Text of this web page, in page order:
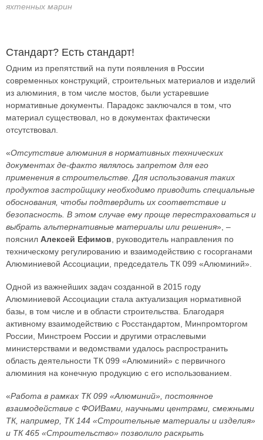
яхтенных марин
Стандарт? Есть стандарт!
Одним из препятствий на пути появления в России
современных конструкций, строительных материалов и изделий
из алюминия, в том числе мостов, были устаревшие
нормативные документы. Парадокс заключался в том, что
материал существовал, но в документах фактически
отсутствовал.
«Отсутствие алюминия в нормативных технических
документах де-факто являлось запретом для его
применения в строительстве. Для использования таких
продуктов застройщику необходимо приводить специальные
обоснования, чтобы подтвердить их соответствие и
безопасность. В этом случае ему проще перестраховаться и
выбрать альтернативные материалы или решения», –
пояснил Алексей Ефимов, руководитель направления по
техническому регулированию и взаимодействию с госорганами
Алюминиевой Ассоциации, председатель ТК 099 «Алюминий».
Одной из важнейших задач созданной в 2015 году
Алюминиевой Ассоциации стала актуализация нормативной
базы, в том числе и в области строительства. Благодаря
активному взаимодействию с Росстандартом, Минпромторгом
России, Минстроем России и другими отраслевыми
министерствами и ведомствами удалось распространить
область деятельности ТК 099 «Алюминий» с первичного
алюминия на конечную продукцию с его использованием.
«Работа в рамках ТК 099 «Алюминий», постоянное
взаимодействие с ФОИВами, научными центрами, смежными
ТК, например, ТК 144 «Строительные материалы и изделия»
и ТК 465 «Строительство» позволило раскрыть